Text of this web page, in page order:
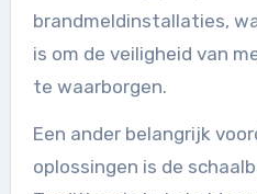
brandmeldinstallaties,
is om de veiligheid van
te waarborgen.
Een ander belangrijk
oplossingen is de